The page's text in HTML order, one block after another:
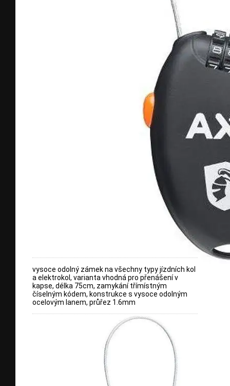
vysoce odolný zámek na všechny typy jízdních kol
a elektrokol, varianta vhodná pro přenášení v
kapse, délka 75cm, zamykání třímístným
číselným kódem, konstrukce s vysoce odolným
ocelovým lanem, průřez 1.6mm